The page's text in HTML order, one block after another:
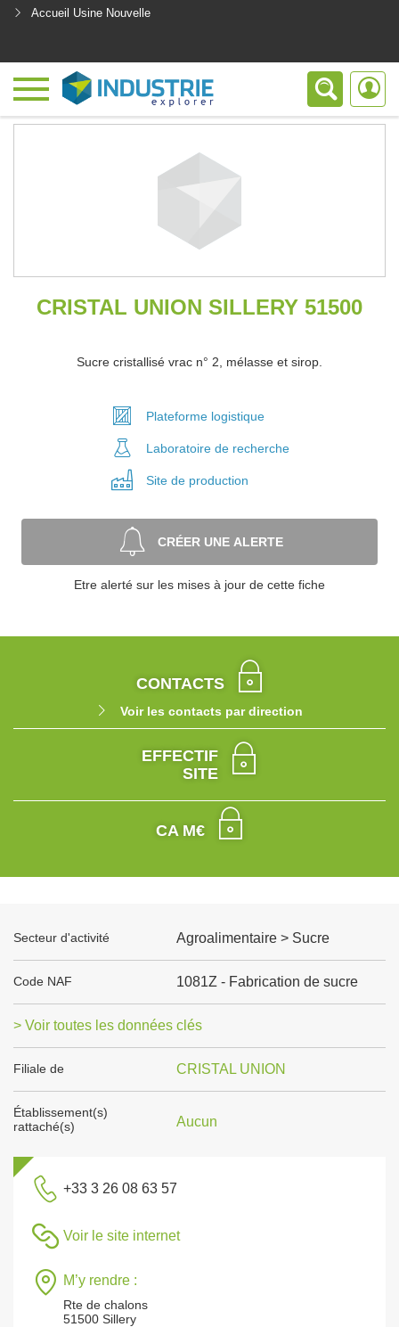
Accueil Usine Nouvelle
CRISTAL UNION SILLERY 51500
Sucre cristallisé vrac n° 2, mélasse et sirop.
Plateforme logistique
Laboratoire de recherche
Site de production
CRÉER UNE ALERTE
Etre alerté sur les mises à jour de cette fiche
CONTACTS
Voir les contacts par direction
EFFECTIF
SITE
CA M€
Secteur d'activité Agroalimentaire > Sucre
Code NAF 1081Z - Fabrication de sucre
> Voir toutes les données clés
Filiale de CRISTAL UNION
Établissement(s)
rattaché(s)
Aucun
+33 3 26 08 63 57
Voir le site internet
M’y rendre :
Rte de chalons
51500 Sillery